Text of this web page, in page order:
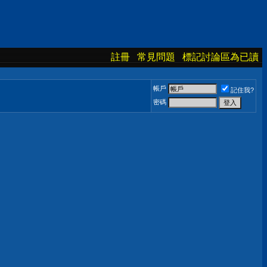
註冊 常見問題 標記討論區為已讀
帳戶
記住我?
密碼